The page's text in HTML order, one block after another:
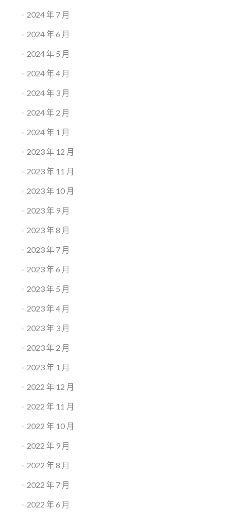
2024 年 7 月
2024 年 6 月
2024 年 5 月
2024 年 4 月
2024 年 3 月
2024 年 2 月
2024 年 1 月
2023 年 12 月
2023 年 11 月
2023 年 10 月
2023 年 9 月
2023 年 8 月
2023 年 7 月
2023 年 6 月
2023 年 5 月
2023 年 4 月
2023 年 3 月
2023 年 2 月
2023 年 1 月
2022 年 12 月
2022 年 11 月
2022 年 10 月
2022 年 9 月
2022 年 8 月
2022 年 7 月
2022 年 6 月